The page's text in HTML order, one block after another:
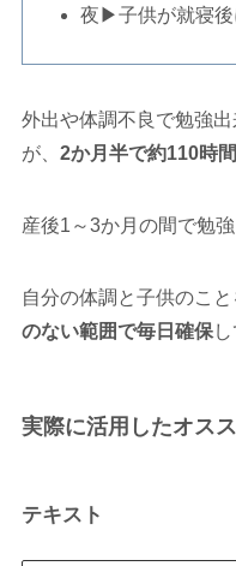
夜▶子供が就寝
外出や体調不良で勉強
が、 2か月半で約110時
産後1～3か月の間で勉強
自分の体調と子供のこと
のない範囲で毎日確保し
実際に活用したオス
テキスト